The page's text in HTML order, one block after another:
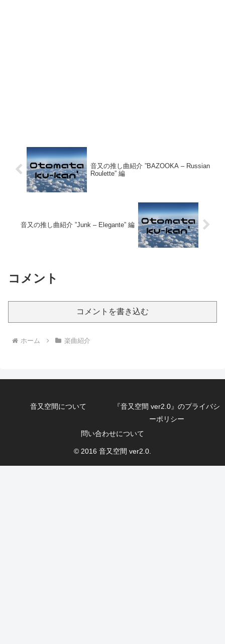
音又の推し曲紹介 ”BAZOOKA – Russian
Roulette” 編
音又の推し曲紹介 ”Junk – Elegante” 編
コメント
コメントを書き込む
ホーム 楽曲紹介
音又空間について
『音又空間 ver2.0』のプライバシ
ーポリシー
問い合わせについて
© 2016 音又空間 ver2.0.